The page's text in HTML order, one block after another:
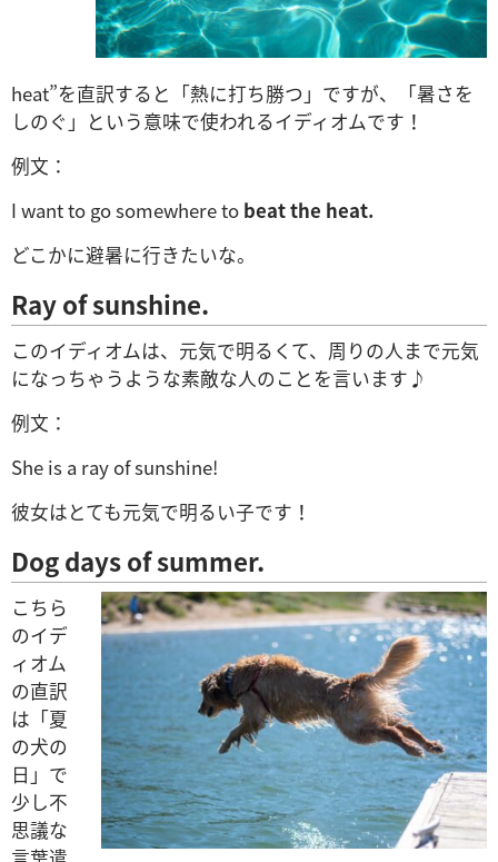
heat”を直訳すると「熱に打ち勝つ」ですが、「暑さを
しのぐ」という意味で使われるイディオムです！
例文：
I want to go somewhere to beat the heat.
どこかに避暑に行きたいな。
Ray of sunshine.
このイディオムは、元気で明るくて、周りの人まで元気
になっちゃうような素敵な人のことを言います♪
例文：
She is a ray of sunshine!
彼女はとても元気で明るい子です！
Dog days of summer.
こちら
のイデ
ィオム
の直訳
は「夏
の犬の
日」で
少し不
思議な